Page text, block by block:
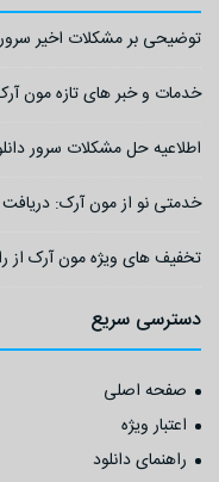
توضیحی بر مشکلات اخیر سرور
خدمات و خبر های تازه مون
اطلاعیه حل مشکلات سرور
خدمتی نو از مون آرک:
تخفیف های ویژه مون آرک از
دسترسی سریع
صفحه اصلی
اعتبار ویژه
راهنمای دانلود